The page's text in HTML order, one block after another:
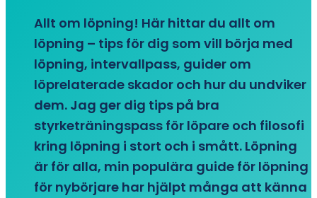
Allt om löpning! Här hittar du allt om
löpning – tips för dig som vill börja med
löpning, intervallpass, guider om
löprelaterade skador och hur du undviker
dem. Jag ger dig tips på bra
styrketräningspass för löpare och filosofi
kring löpning i stort och i smått. Löpning
är för alla, min populära guide för löpning
för nybörjare har hjälpt många att känna